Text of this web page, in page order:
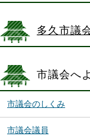
多久市議
市議会へ
市議会のしくみ
市議会議員